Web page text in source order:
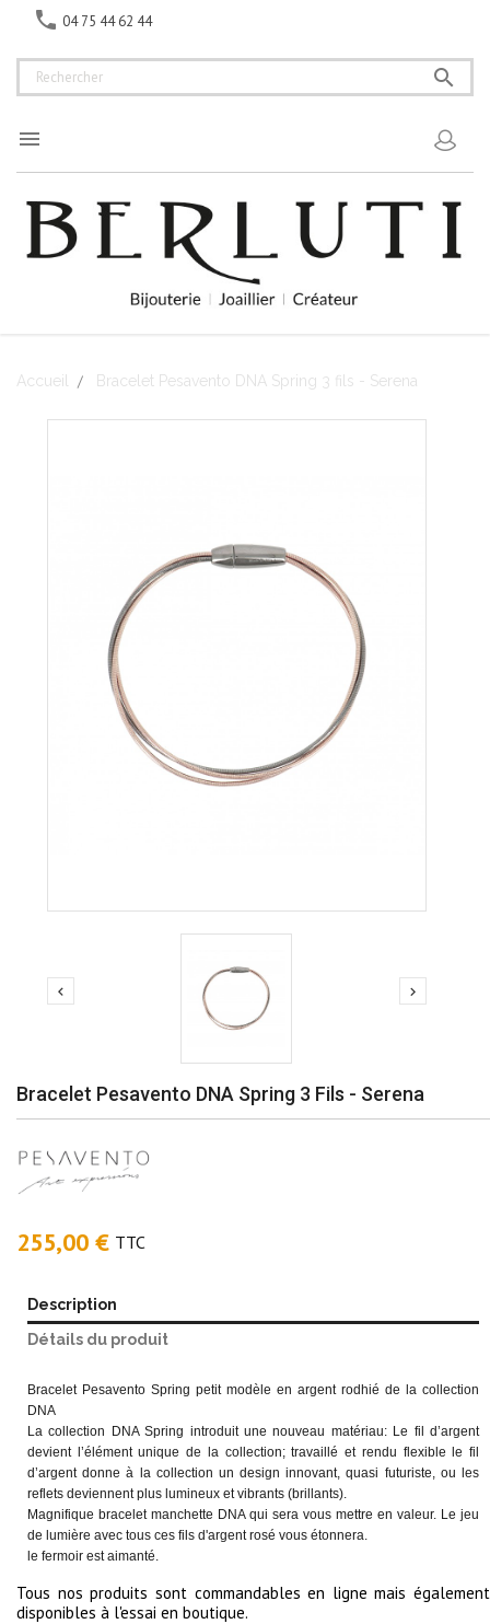
 04 75 44 62 44


Accueil Bracelet Pesavento DNA Spring 3 fils - Serena
 
Bracelet Pesavento DNA Spring 3 Fils - Serena
255,00 € TTC
Description
Détails du produit
Bracelet Pesavento Spring petit modèle en argent rodhié de la collection
DNA
La collection DNA Spring introduit une nouveau matériau: Le fil d’argent
devient l’élément unique de la collection; travaillé et rendu flexible le fil
d’argent donne à la collection un design innovant, quasi futuriste, ou les
reflets deviennent plus lumineux et vibrants (brillants).
Magnifique bracelet manchette DNA qui sera vous mettre en valeur. Le jeu
de lumière avec tous ces fils d'argent rosé vous étonnera.
le fermoir est aimanté.
Tous nos produits sont commandables en ligne mais également
disponibles à l'essai en boutique.